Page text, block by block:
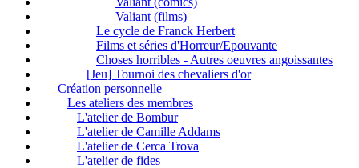
Valiant (films)
Le cycle de Franck Herbert
Films et séries d'Horreur/Epouvante
Choses horribles - Autres oeuvres angoissantes
[Jeu] Tournoi des chevaliers d'or
Création personnelle
Les ateliers des membres
L'atelier de Bombur
L'atelier de Camille Addams
L'atelier de Cerca Trova
L'atelier de fides